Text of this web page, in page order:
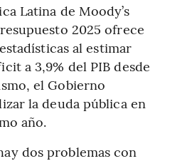
Latina de Moody’s
2025 ofrece
al estimar
a 3,9% del PIB desde
el Gobierno
la deuda pública en
año.
dos problemas con